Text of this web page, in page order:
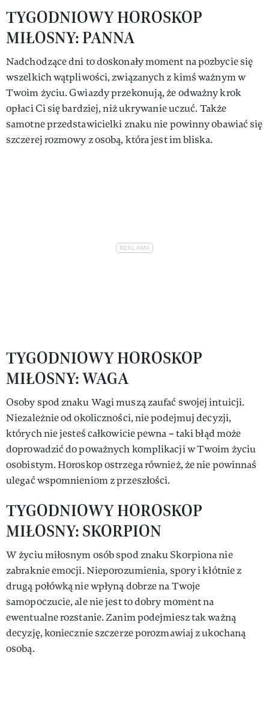
TYGODNIOWY HOROSKOP
MIŁOSNY: PANNA
Nadchodzące dni to doskonały moment na pozbycie się
wszelkich wątpliwości, związanych z kimś ważnym w
Twoim życiu. Gwiazdy przekonują, że odważny krok
opłaci Ci się bardziej, niż ukrywanie uczuć. Także
samotne przedstawicielki znaku nie powinny obawiać się
szczerej rozmowy z osobą, która jest im bliska.
TYGODNIOWY HOROSKOP
MIŁOSNY: WAGA
Osoby spod znaku Wagi muszą zaufać swojej intuicji.
Niezależnie od okoliczności, nie podejmuj decyzji,
których nie jesteś całkowicie pewna – taki błąd może
doprowadzić do poważnych komplikacji w Twoim życiu
osobistym. Horoskop ostrzega również, że nie powinnaś
ulegać wspomnieniom z przeszłości.
TYGODNIOWY HOROSKOP
MIŁOSNY: SKORPION
W życiu miłosnym osób spod znaku Skorpiona nie
zabraknie emocji. Nieporozumienia, spory i kłótnie z
drugą połówką nie wpłyną dobrze na Twoje
samopoczucie, ale nie jest to dobry moment na
ewentualne rozstanie. Zanim podejmiesz tak ważną
decyzję, koniecznie szczerze porozmawiaj z ukochaną
osobą.